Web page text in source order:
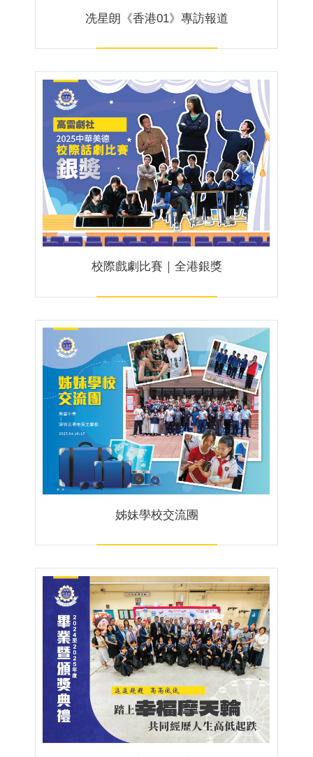
冼星朗《香港01》專訪報道
校際戲劇比賽｜全港銀獎
姊妹學校交流團